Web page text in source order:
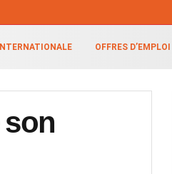
INTERNATIONALE OFFRES D’EMPLOI
son